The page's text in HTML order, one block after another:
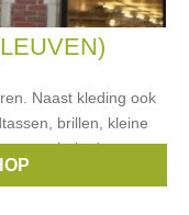
Naast kleding ook
brillen, kleine
u terecht in de